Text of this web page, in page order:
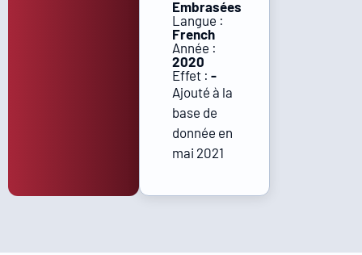
Embrasées
Langue :
French
Année :
2020
Effet : -
Ajouté à la
base de
donnée en
mai 2021